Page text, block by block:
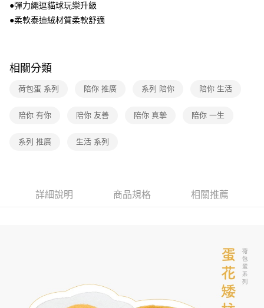
●彈力繩逗貓球玩樂升級
●柔軟泰迪絨材質柔軟舒適
相關分類
荷包蛋 系列 陪你 推廣 系列 陪你 陪你 生活
陪你 有你 陪你 友善 陪你 真摯 陪你 一生
系列 推廣 生活 系列
詳細說明 商品規格 相關推薦